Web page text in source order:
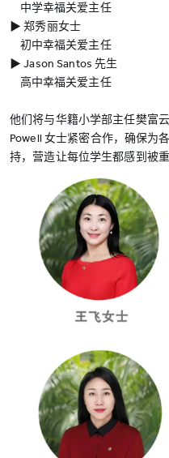
中学幸福关爱主任
▶︎ 郑秀丽女士
初中幸福关爱主任
▶︎ Jason Santos 先生
高中幸福关爱主任
他们将与华籍小学部主任樊富
Powell 女士紧密合作，确保为
持，营造让每位学生都感到被